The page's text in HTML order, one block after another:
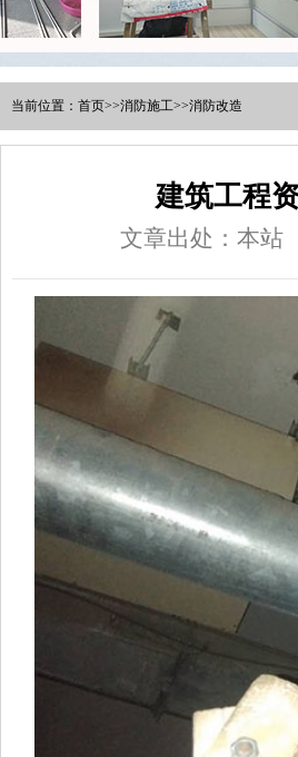
当前位置： 首页>>消防施工>>消防改造
建筑工程
文章出处：本站